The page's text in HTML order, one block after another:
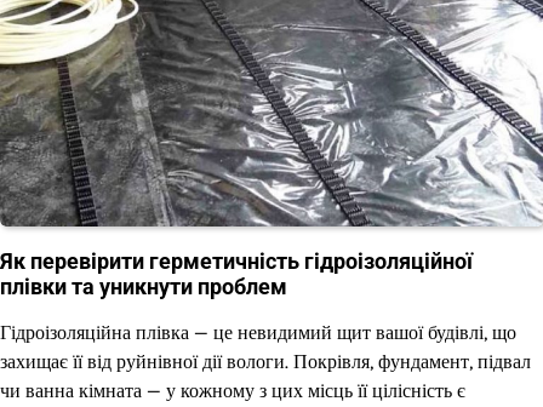
Як перевірити герметичність гідроізоляційної
плівки та уникнути проблем
Гідроізоляційна плівка — це невидимий щит вашої будівлі, що
захищає її від руйнівної дії вологи. Покрівля, фундамент, підвал
чи ванна кімната — у кожному з цих місць її цілісність є